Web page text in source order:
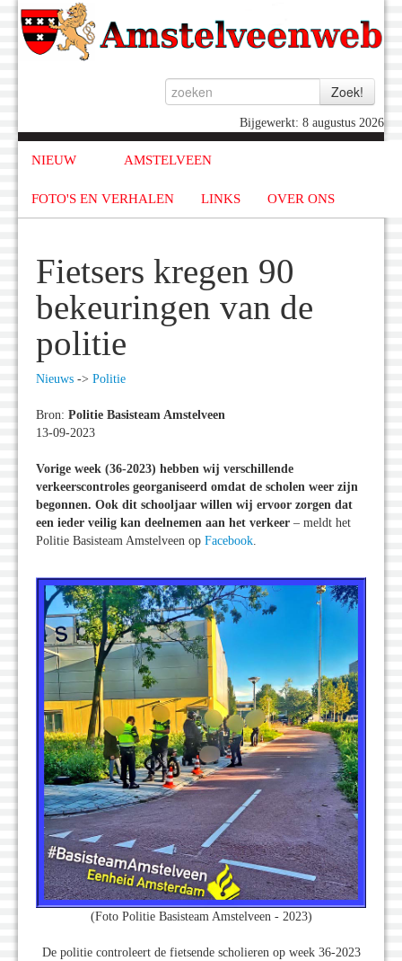
Bijgewerkt: 8 augustus 2026
NIEUW AMSTELVEEN
FOTO'S EN VERHALEN LINKS OVER ONS
Fietsers kregen 90
bekeuringen van de
politie
Nieuws -> Politie
Bron: Politie Basisteam Amstelveen
13-09-2023
Vorige week (36-2023) hebben wij verschillende
verkeerscontroles georganiseerd omdat de scholen weer zijn
begonnen. Ook dit schooljaar willen wij ervoor zorgen dat
een ieder veilig kan deelnemen aan het verkeer – meldt het
Politie Basisteam Amstelveen op Facebook.
(Foto Politie Basisteam Amstelveen - 2023)
De politie controleert de fietsende scholieren op week 36-2023